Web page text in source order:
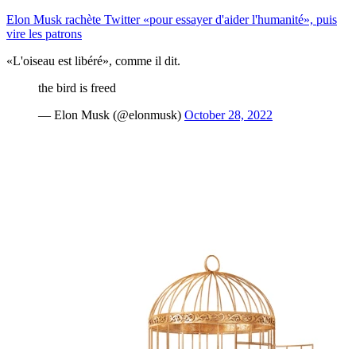
Elon Musk rachète Twitter «pour essayer d'aider l'humanité», puis
vire les patrons
«L'oiseau est libéré», comme il dit.
the bird is freed
— Elon Musk (@elonmusk) October 28, 2022